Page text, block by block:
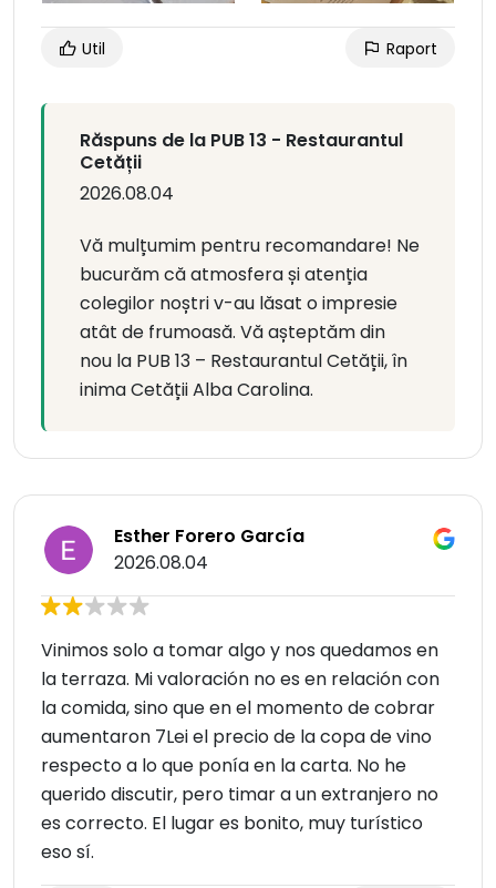
Util Raport
Răspuns de la PUB 13 - Restaurantul
Cetății
2026.08.04
Vă mulțumim pentru recomandare! Ne
bucurăm că atmosfera și atenția
colegilor noștri v-au lăsat o impresie
atât de frumoasă. Vă așteptăm din
nou la PUB 13 – Restaurantul Cetății, în
inima Cetății Alba Carolina.
Esther Forero García
2026.08.04
Vinimos solo a tomar algo y nos quedamos en
la terraza. Mi valoración no es en relación con
la comida, sino que en el momento de cobrar
aumentaron 7Lei el precio de la copa de vino
respecto a lo que ponía en la carta. No he
querido discutir, pero timar a un extranjero no
es correcto. El lugar es bonito, muy turístico
eso sí.